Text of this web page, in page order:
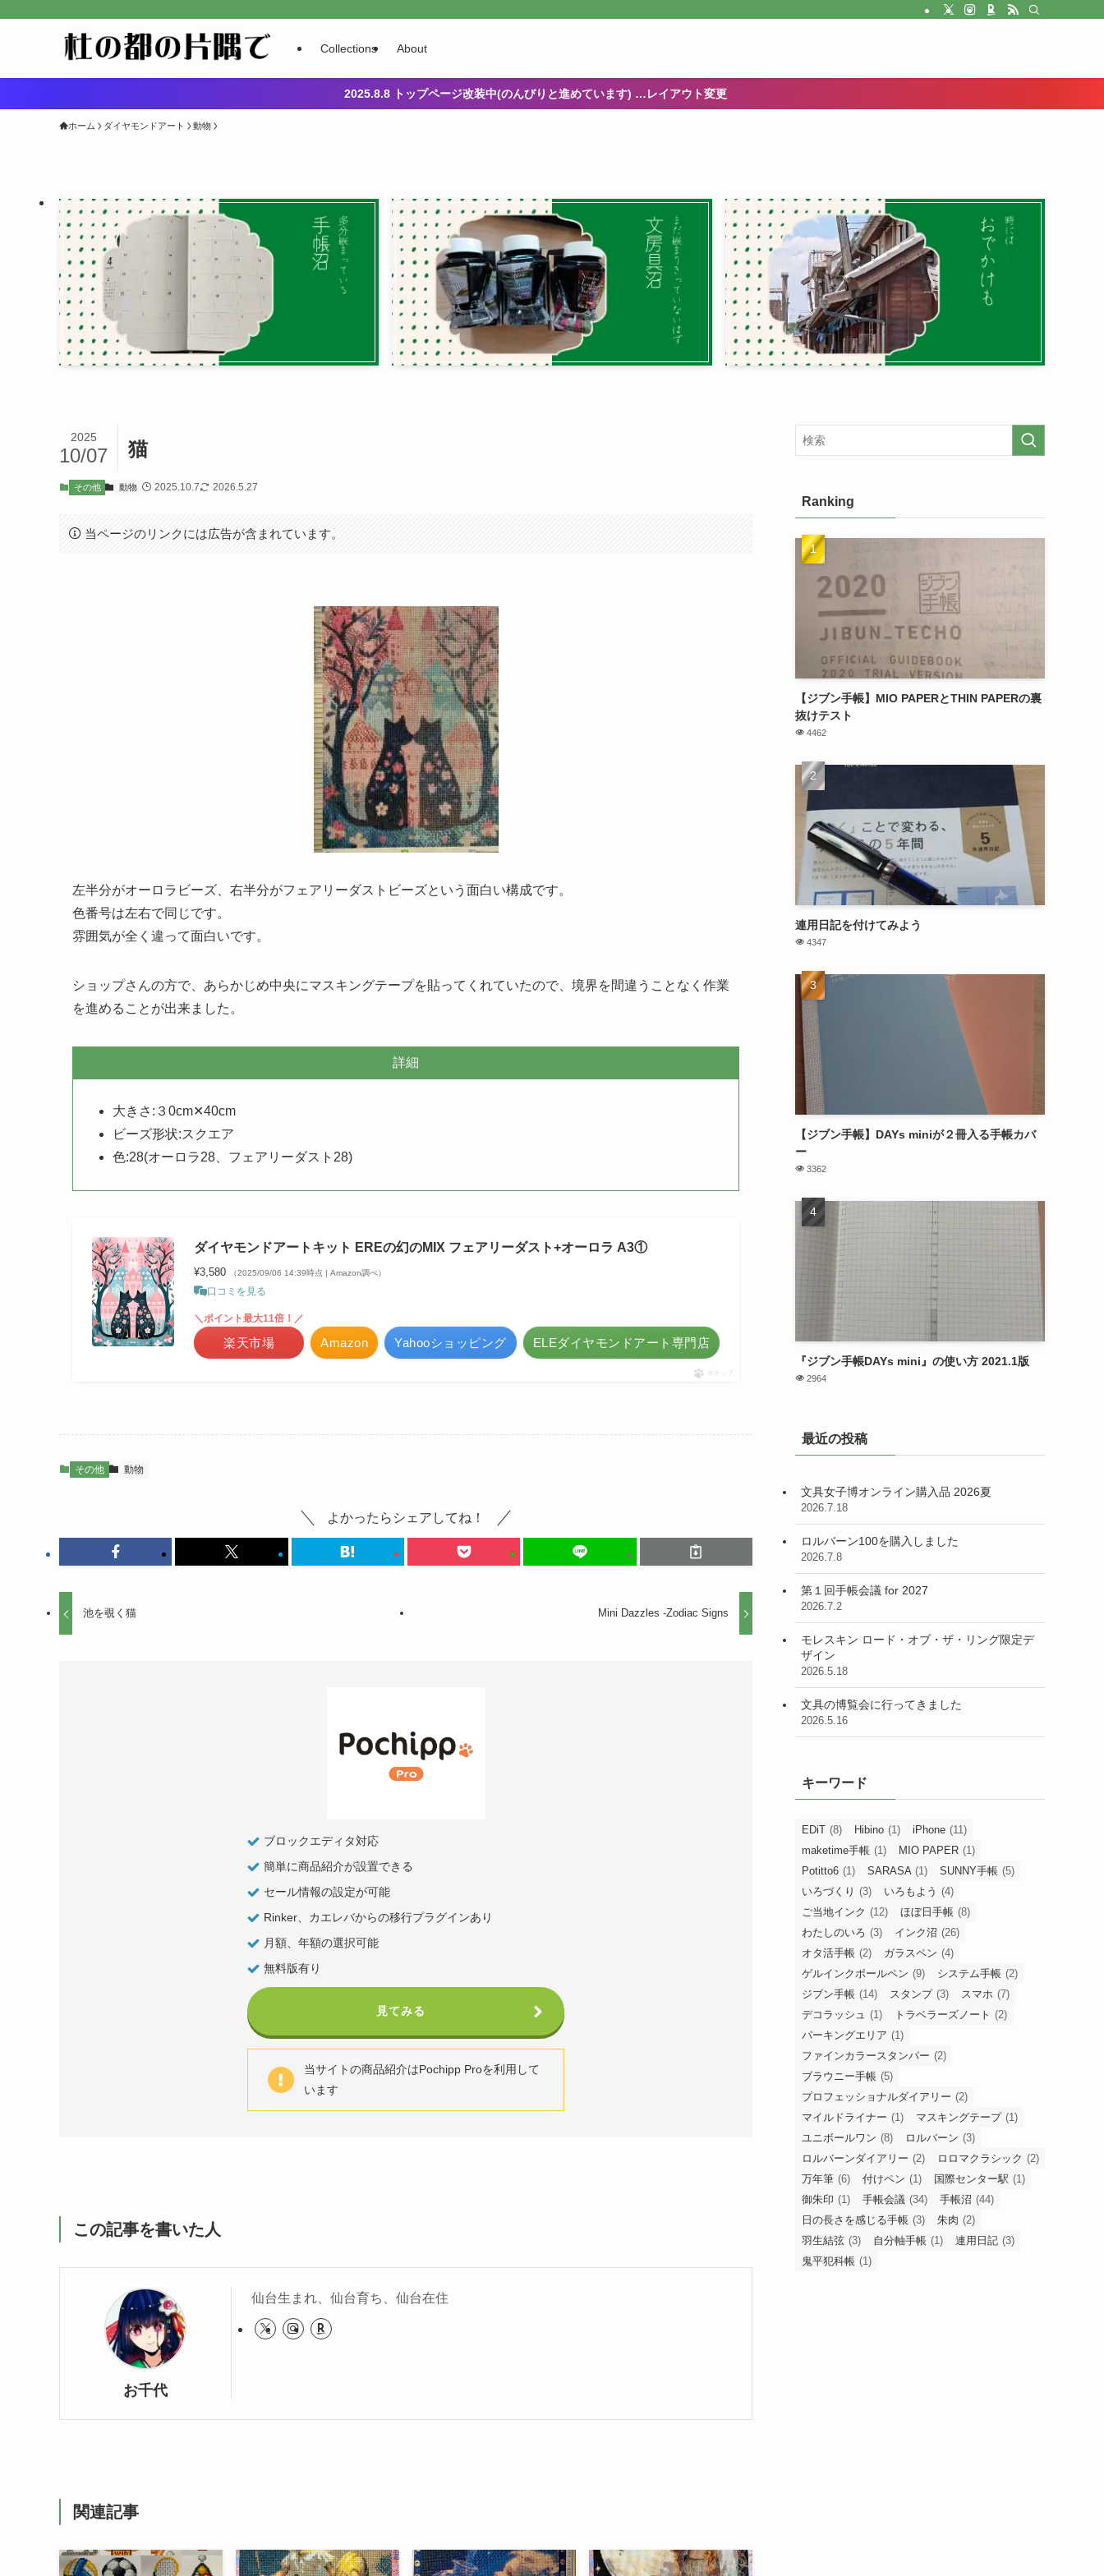
Collections About
2025.8.8 トップページ改装中(のんびりと進めています) …レイアウト変更
ホーム ダイヤモンドアート 動物
猫
2025
10/07
その他 動物 2025.10.7 2026.5.27
当ページのリンクには広告が含まれています。
左半分がオーロラビーズ、右半分がフェアリーダストビーズという面白い構成です。
色番号は左右で同じです。
雰囲気が全く違って面白いです。
ショップさんの方で、あらかじめ中央にマスキングテープを貼ってくれていたので、境界を間違うことなく作業
を進めることが出来ました。
詳細
大きさ:３0cm✕40cm
ビーズ形状:スクエア
色:28(オーロラ28、フェアリーダスト28)
ダイヤモンドアートキット EREの幻のMIX フェアリーダスト+オーロラ A3①
¥3,580 （2025/09/06 14:39時点 | Amazon調べ）
口コミを見る
Amazon
＼ポイント最大11倍！／
楽天市場 Yahooショッピング ELEダイヤモンドアート専門店
ポチップ
その他 動物
よかったらシェアしてね！
池を覗く猫 Mini Dazzles -Zodiac Signs
ブロックエディタ対応
簡単に商品紹介が設置できる
セール情報の設定が可能
Rinker、カエレバからの移行プラグインあり
月額、年額の選択可能
無料版有り
見てみる
当サイトの商品紹介はPochipp Proを利用して
います
この記事を書いた人
お千代
仙台生まれ、仙台育ち、仙台在住
関連記事
Ranking
【ジブン手帳】MIO PAPERとTHIN PAPERの裏
抜けテスト
4462
連用日記を付けてみよう
4347
【ジブン手帳】DAYs miniが２冊入る手帳カバ
ー
3362
『ジブン手帳DAYs mini』の使い方 2021.1版
2964
最近の投稿
文具女子博オンライン購入品 2026夏
2026.7.18
ロルバーン100を購入しました
2026.7.8
第１回手帳会議 for 2027
2026.7.2
モレスキン ロード・オブ・ザ・リング限定デ
ザイン
2026.5.18
文具の博覧会に行ってきました
2026.5.16
キーワード
EDiT (8) Hibino (1) iPhone (11)
maketime手帳 (1) MIO PAPER (1)
Potitto6 (1) SARASA (1) SUNNY手帳 (5)
いろづくり (3) いろもよう (4)
ご当地インク (12) ほぼ日手帳 (8)
わたしのいろ (3) インク沼 (26)
オタ活手帳 (2) ガラスペン (4)
ゲルインクボールペン (9) システム手帳 (2)
ジブン手帳 (14) スタンプ (3) スマホ (7)
デコラッシュ (1) トラベラーズノート (2)
パーキングエリア (1)
ファインカラースタンパー (2)
ブラウニー手帳 (5)
プロフェッショナルダイアリー (2)
マイルドライナー (1) マスキングテープ (1)
ユニボールワン (8) ロルバーン (3)
ロルバーンダイアリー (2) ロロマクラシック (2)
万年筆 (6) 付けペン (1) 国際センター駅 (1)
御朱印 (1) 手帳会議 (34) 手帳沼 (44)
日の長さを感じる手帳 (3) 朱肉 (2)
羽生結弦 (3) 自分軸手帳 (1) 連用日記 (3)
鬼平犯科帳 (1)